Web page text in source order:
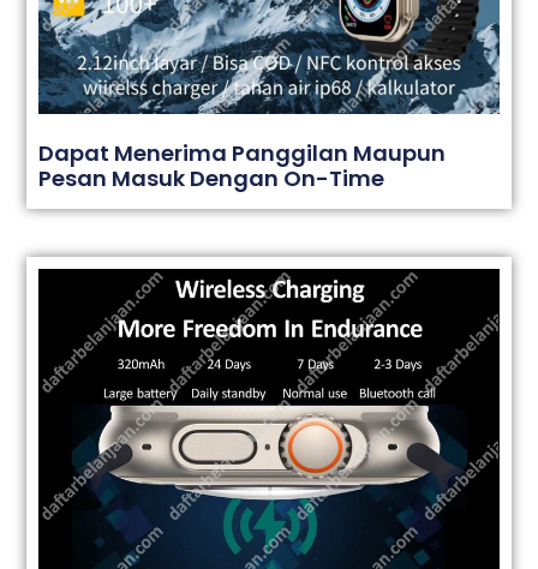
Dapat Menerima Panggilan Maupun
Pesan Masuk Dengan On-Time